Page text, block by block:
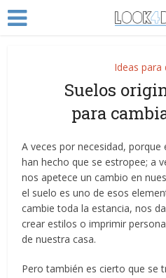
Ideas para
Suelos
para
A veces por necesidad,
han hecho que se estropee; a
nos apetece un cambio en
el suelo es uno de esos
cambie toda la estancia, nos
crear estilos o imprimir
de nuestra casa.
Pero también es cierto que se